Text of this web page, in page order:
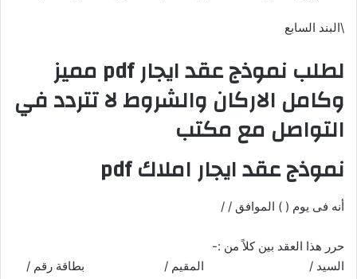
\البند السابع
لطلب نموذج عقد ايجار pdf مميز
وكامل الاركان والشروط لا تتردد في
التواصل مع مكتب
نموذج عقد ايجار املاك pdf
أنه فى يوم ( ) الموافق / /
حرر هذا العقد بين كلاً من :-
السيد / المقيم / بطاقة رقم /